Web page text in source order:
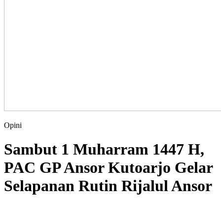
Opini
Sambut 1 Muharram 1447 H,
PAC GP Ansor Kutoarjo Gelar
Selapanan Rutin Rijalul Ansor